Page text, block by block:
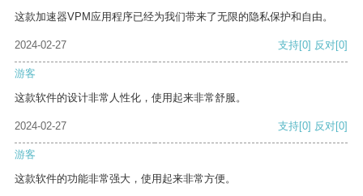
这款加速器VPM应用程序已经为我们带来了无限的隐私保护和自由。
2024-02-27 支持[0] 反对[0]
游客
这款软件的设计非常人性化，使用起来非常舒服。
2024-02-27 支持[0] 反对[0]
游客
这款软件的功能非常强大，使用起来非常方便。